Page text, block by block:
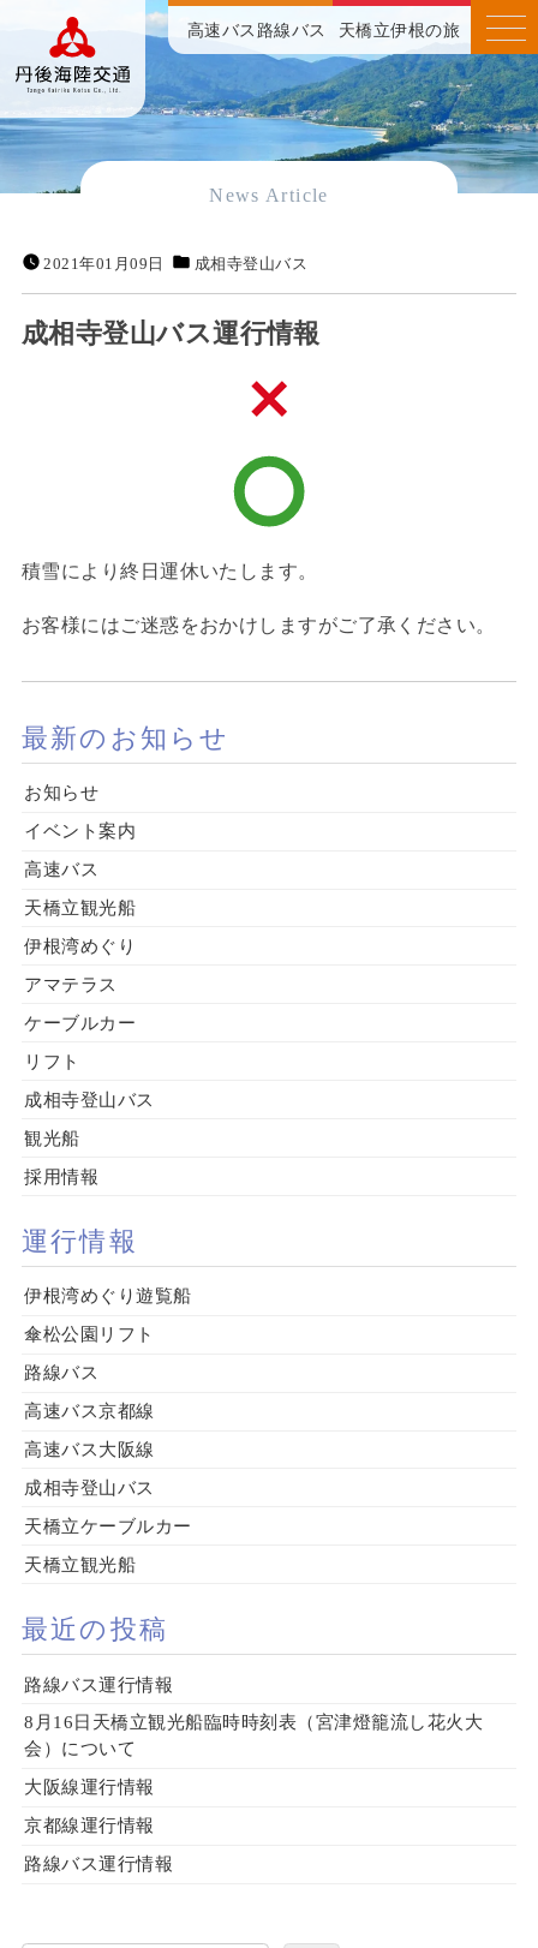
高速バス 路線バス 天橋立伊根の旅
News Article
2021年01月09日 成相寺登山バス
成相寺登山バス運行情報
積雪により終日運休いたします。
お客様にはご迷惑をおかけしますがご了承ください。
最新のお知らせ
お知らせ
イベント案内
高速バス
天橋立観光船
伊根湾めぐり
アマテラス
ケーブルカー
リフト
成相寺登山バス
観光船
採用情報
運行情報
伊根湾めぐり遊覧船
傘松公園リフト
路線バス
高速バス京都線
高速バス大阪線
成相寺登山バス
天橋立ケーブルカー
天橋立観光船
最近の投稿
路線バス運行情報
8月16日天橋立観光船臨時時刻表（宮津燈籠流し花火大
会）について
大阪線運行情報
京都線運行情報
路線バス運行情報